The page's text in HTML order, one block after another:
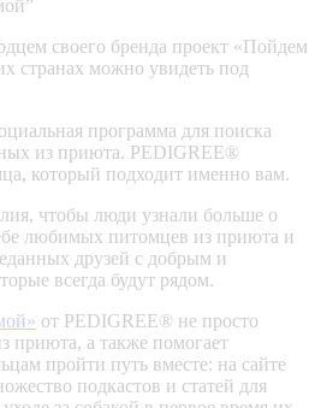
своего бренда проект «Пойдем
странах можно увидеть под
программа для поиска
из приюта. PEDIGREE®
который подходит именно вам.
чтобы люди узнали больше о
любимых питомцев из приюта и
друзей с добрым и
всегда будут рядом.
от PEDIGREE® не просто
приюта, а также помогает
пройти путь вместе: на сайте
подкастов и статей для